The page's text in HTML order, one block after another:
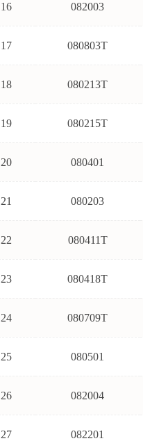
16 082003
17 080803T
18 080213T
19 080215T
20 080401
21 080203
22 080411T
23 080418T
24 080709T
25 080501
26 082004
27 082201